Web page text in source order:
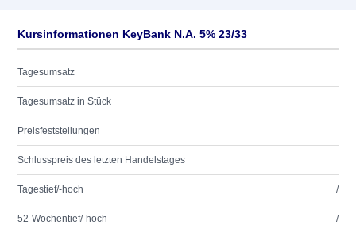
Kursinformationen KeyBank N.A. 5% 23/33
Tagesumsatz
Tagesumsatz in Stück
Preisfeststellungen
Schlusspreis des letzten Handelstages
Tagestief/-hoch /
52-Wochentief/-hoch /